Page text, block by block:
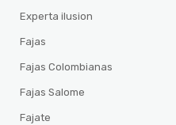
Experta ilusion
Fajas
Fajas Colombianas
Fajas Salome
Fajate